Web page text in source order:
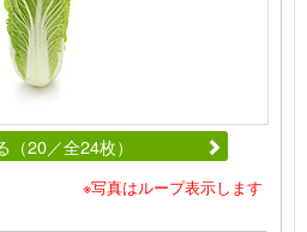
（20／全24枚）
※写真はループ表示します